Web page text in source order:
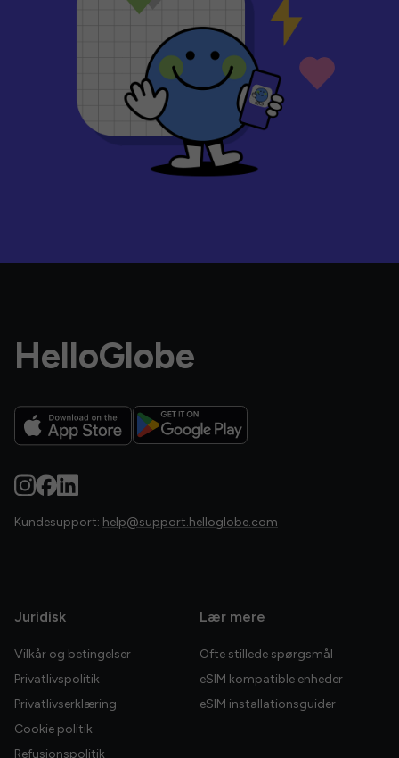
HelloGlobe
Kundesupport: help@support.helloglobe.com
Juridisk
Vilkår og betingelser
Privatlivspolitik
Privatlivserklæring
Cookie politik
Refusionspolitik
Lær mere
Ofte stillede spørgsmål
eSIM kompatible enheder
eSIM installationsguider